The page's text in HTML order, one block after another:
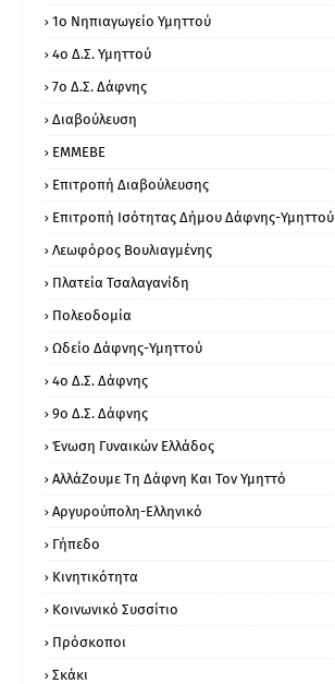
1ο Νηπιαγωγείο Υμηττού
4ο Δ.Σ. Υμηττού
7ο Δ.Σ. Δάφνης
Διαβούλευση
ΕΜΜΕΒΕ
Επιτροπή Διαβούλευσης
Επιτροπή Ισότητας Δήμου Δάφνης-Υμηττού
Λεωφόρος Βουλιαγμένης
Πλατεία Τσαλαγανίδη
Πολεοδομία
Ωδείο Δάφνης-Υμηττού
4ο Δ.Σ. Δάφνης
9ο Δ.Σ. Δάφνης
Ένωση Γυναικών Ελλάδος
ΑλλάΖουμε Τη Δάφνη Και Τον Υμηττό
Αργυρούπολη-Ελληνικό
Γήπεδο
Κινητικότητα
Κοινωνικό Συσσίτιο
Πρόσκοποι
Σκάκι